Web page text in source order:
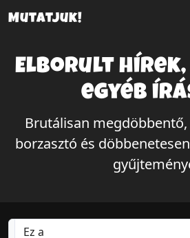
Mutatjuk!
Elborult hírek,
egyéb
Brutálisan
borzasztó és